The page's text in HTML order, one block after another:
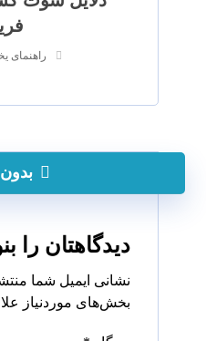
راهنمای
دیدگاهتان را
نشانی ایمیل شما
بخش‌های موردنیاز